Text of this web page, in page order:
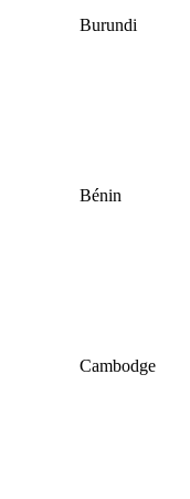
Burundi
Bénin
Cambodge